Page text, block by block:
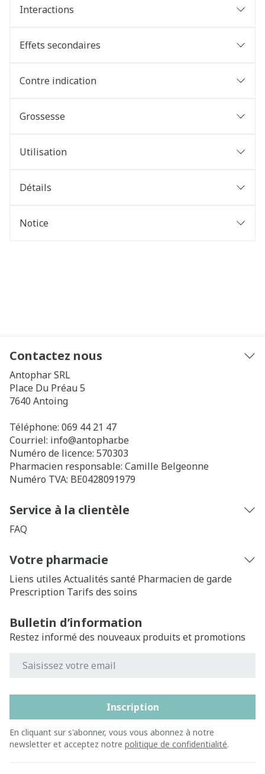
Interactions
Effets secondaires
Contre indication
Grossesse
Utilisation
Détails
Notice
Contactez nous
Antophar SRL
Place Du Préau 5
7640 Antoing
Téléphone: 069 44 21 47
Courriel: info@antophar.be
Numéro de licence: 570303
Pharmacien responsable: Camille Belgeonne
Numéro TVA: BE0428091979
Service à la clientèle
FAQ
Votre pharmacie
Liens utiles Actualités santé Pharmacien de garde
Prescription Tarifs des soins
Bulletin d’information
Restez informé des nouveaux produits et promotions
Inscription
En cliquant sur s'abonner, vous vous abonnez à notre
newsletter et acceptez notre politique de confidentialité.